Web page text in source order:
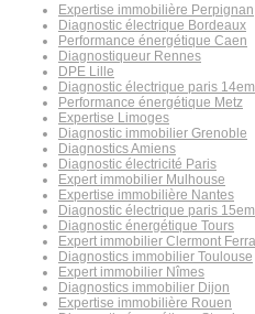
Expertise immobilière Perpignan
Diagnostic électrique Bordeaux
Performance énergétique Caen
Diagnostiqueur Rennes
DPE Lille
Diagnostic électrique paris
Performance énergétique Metz
Expertise Limoges
Diagnostic immobilier Grenoble
Diagnostics Amiens
Diagnostic électricité Paris
Expert immobilier Mulhouse
Expertise immobilière Nantes
Diagnostic électrique paris
Diagnostic énergétique Tours
Expert immobilier Clermont
Diagnostics immobilier Toulouse
Expert immobilier Nîmes
Diagnostics immobilier Dijon
Expertise immobilière Rouen